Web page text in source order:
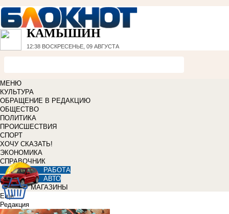
КАМЫШИН
12:38 ВОСКРЕСЕНЬЕ, 09 АВГУСТА
МЕНЮ
КУЛЬТУРА
ОБРАЩЕНИЕ В РЕДАКЦИЮ
ОБЩЕСТВО
ПОЛИТИКА
ПРОИСШЕСТВИЯ
СПОРТ
ХОЧУ СКАЗАТЬ!
ЭКОНОМИКА
СПРАВОЧНИК
РАБОТА
АВТО
МАГАЗИНЫ
Еще
Редакция